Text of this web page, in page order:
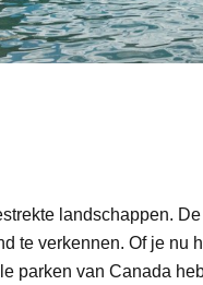
landschappen.
te verkennen. Of je nu
parken van Canada